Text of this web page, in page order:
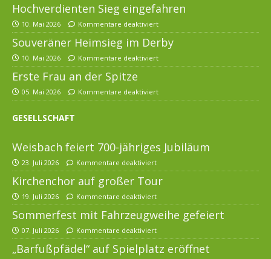
Hochverdienten Sieg eingefahren
10. Mai 2026 Kommentare deaktiviert
Souveräner Heimsieg im Derby
10. Mai 2026 Kommentare deaktiviert
Erste Frau an der Spitze
05. Mai 2026 Kommentare deaktiviert
GESELLSCHAFT
Weisbach feiert 700-jähriges Jubiläum
23. Juli 2026 Kommentare deaktiviert
Kirchenchor auf großer Tour
19. Juli 2026 Kommentare deaktiviert
Sommerfest mit Fahrzeugweihe gefeiert
07. Juli 2026 Kommentare deaktiviert
„Barfußpfädel“ auf Spielplatz eröffnet